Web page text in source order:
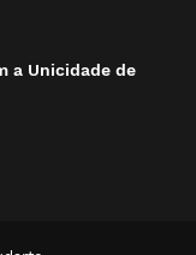
a Unicidade de